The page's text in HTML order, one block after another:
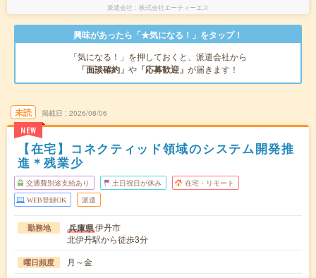
派遣会社 株式会社エーティーエス
興味があったら「★気になる！」をタップ！
「気になる！」を押しておくと、派遣会社から
「面談確約」 や 「応募歓迎」 が届きます！
未読
NEW
掲載日 2026/08/06
【在宅】コネクティッド領域のシステム開発推
進＊残業少
交通費別途支給あり 土日祝日が休み 在宅・リモート
WEB登録OK 派遣
勤務地 兵庫県伊丹市
北伊丹駅から徒歩3分
曜日頻度 月～金